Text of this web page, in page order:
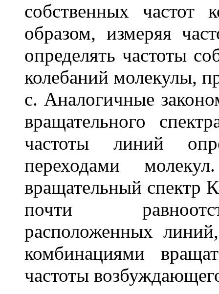
собственных частот
образом, измеряя
определять частоты
колебаний молекулы,
с. Аналогичные
вращательного
частоты линий
переходами
вращательный спектр
почти
расположенных
комбинациями
частоты